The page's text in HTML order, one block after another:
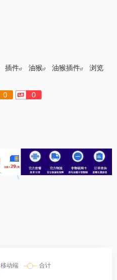
插件 油猴 油猴插件
浏览
0 0